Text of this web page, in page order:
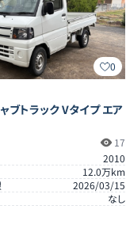
0
ブトラック Vタイプ エア
17
2010
12.0万km
2026/03/15
なし